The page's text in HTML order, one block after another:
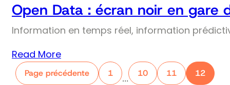
Open Data : écran noir en gare
Information en temps réel, information
Read More
Page précédente 1
…
10 11 12